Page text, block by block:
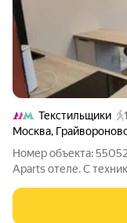
Текстильщики
Москва,
Номер объекта:
Араrts отеле. С
под ключ для
aпартаменты в